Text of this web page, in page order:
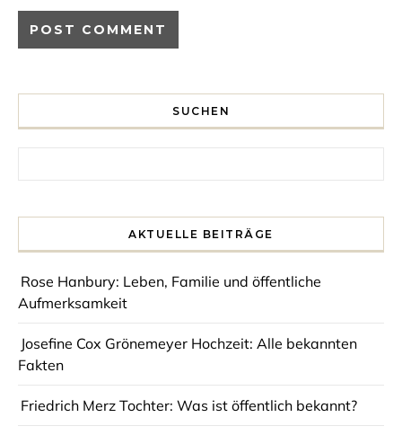
SUCHEN
AKTUELLE BEITRÄGE
Rose Hanbury: Leben, Familie und öffentliche
Aufmerksamkeit
Josefine Cox Grönemeyer Hochzeit: Alle bekannten
Fakten
Friedrich Merz Tochter: Was ist öffentlich bekannt?